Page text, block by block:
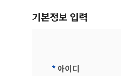
기본정보 입력
*아이디